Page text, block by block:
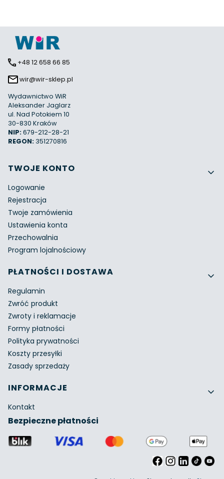
+48 12 658 66 85
wir@wir-sklep.pl
Wydawnictwo WiR
Aleksander Jaglarz
ul. Nad Potokiem 10
30-830 Kraków
NIP:679-212-28-21
REGON: 351270816
Linki w stopce
TWOJE KONTO
Logowanie
Rejestracja
Twoje zamówienia
Ustawienia konta
Przechowalnia
Program lojalnościowy
PŁATNOŚCI I DOSTAWA
Regulamin
Zwróć produkt
Zwroty i reklamacje
Formy płatności
Polityka prywatności
Koszty przesyłki
Zasady sprzedaży
INFORMACJE
Kontakt
Bezpieczne płatności